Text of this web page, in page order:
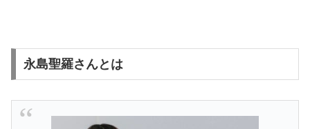
永島聖羅さんとは